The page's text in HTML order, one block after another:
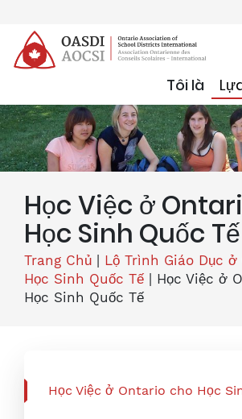
Tôi là
Học Việc ở
Học Sinh Quốc Tế
Trang Chủ
Lộ Trình Giáo Dục
Học Sinh Quốc Tế
Học Việc ở
Học Sinh Quốc Tế
Học Việc ở Ontario cho Học